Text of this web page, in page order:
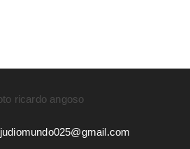
judiomundo025@gmail.com